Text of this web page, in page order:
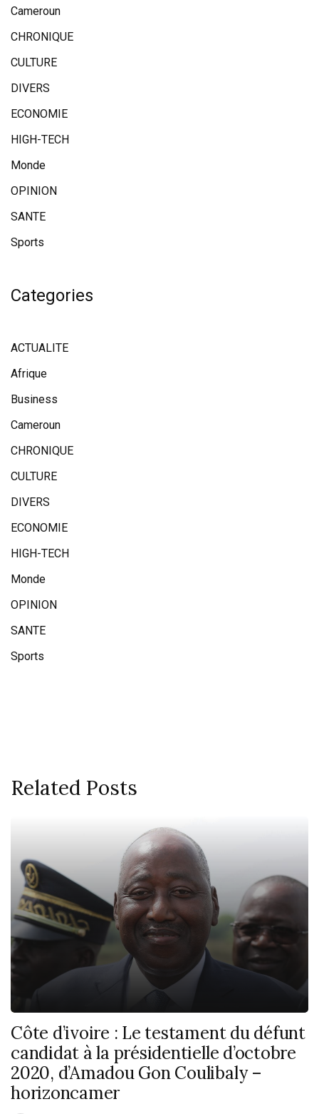
Cameroun
CHRONIQUE
CULTURE
DIVERS
ECONOMIE
HIGH-TECH
Monde
OPINION
SANTE
Sports
Categories
ACTUALITE
Afrique
Business
Cameroun
CHRONIQUE
CULTURE
DIVERS
ECONOMIE
HIGH-TECH
Monde
OPINION
SANTE
Sports
Related Posts
Côte d’ivoire : Le testament du défunt
candidat à la présidentielle d’octobre
2020, d’Amadou Gon Coulibaly –
horizoncamer